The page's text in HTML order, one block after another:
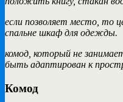
если позволяет место, то
спальне шкаф для одежды.
комод, который не
быть адаптирован к
Комод